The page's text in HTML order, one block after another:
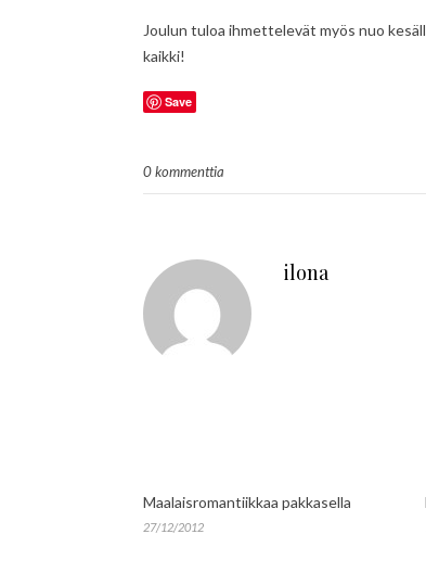
Joulun tuloa ihmettelevät myös nuo
kaikki!
Save
0 kommenttia
ilona
Maalaisromantiikkaa pakkasella
27/12/2012